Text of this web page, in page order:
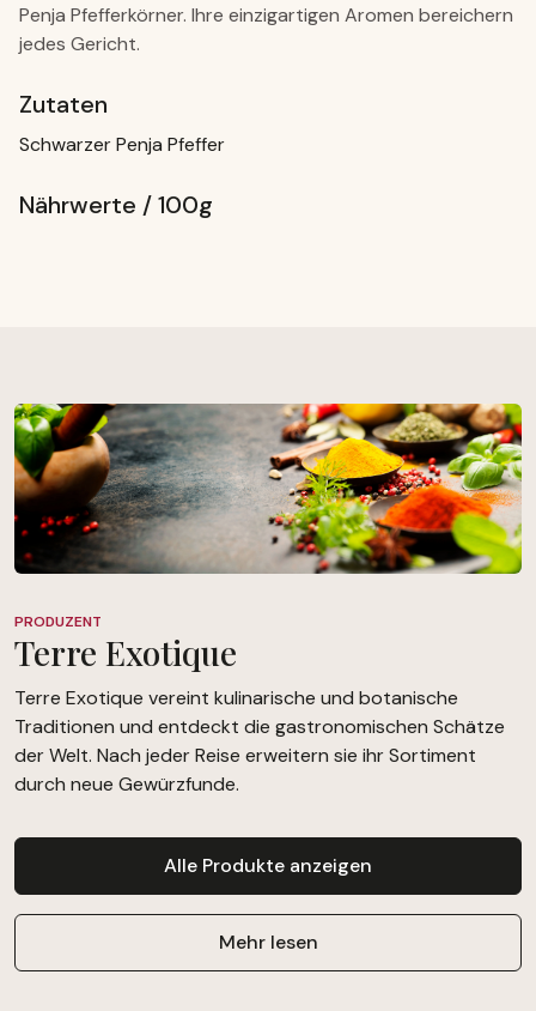
Penja Pfefferkörner. Ihre einzigartigen Aromen bereichern
jedes Gericht.
Zutaten
Schwarzer Penja Pfeffer
Nährwerte / 100g
PRODUZENT
Terre Exotique
Terre Exotique vereint kulinarische und botanische
Traditionen und entdeckt die gastronomischen Schätze
der Welt. Nach jeder Reise erweitern sie ihr Sortiment
durch neue Gewürzfunde.
Alle Produkte anzeigen
Mehr lesen